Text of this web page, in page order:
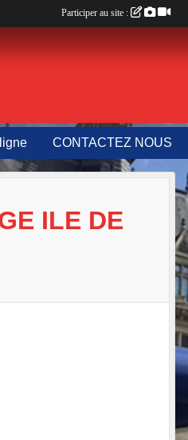
CONTACTEZ NOUS
ILE DE
Participer au site :